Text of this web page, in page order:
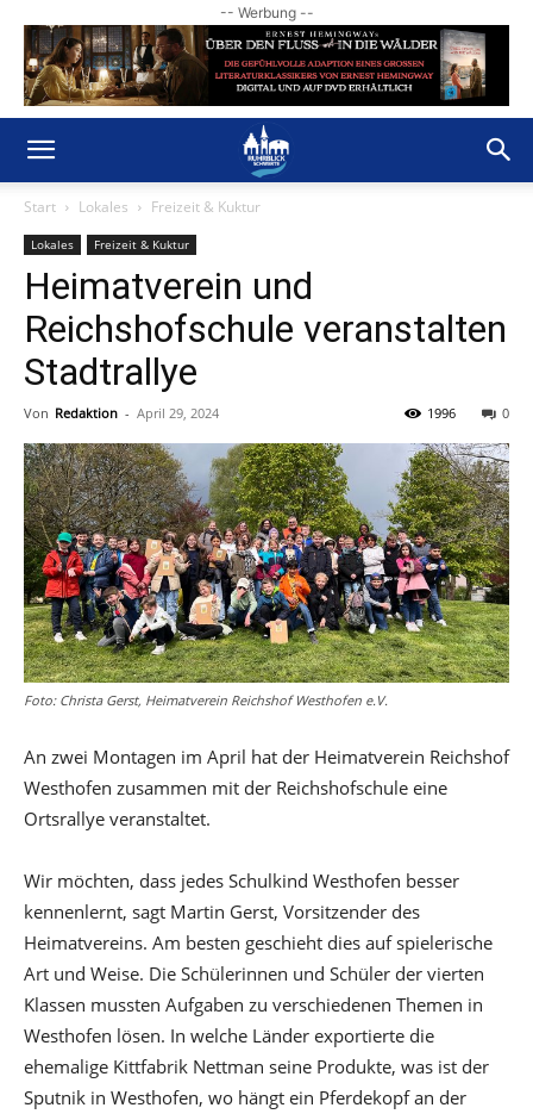
-- Werbung --
Start Lokales Freizeit & Kuktur
Lokales Freizeit & Kuktur
Heimatverein und
Reichshofschule veranstalten
Stadtrallye
Von Redaktion - April 29, 2024 0
1996
Foto: Christa Gerst, Heimatverein Reichshof Westhofen e.V.
An zwei Montagen im April hat der Heimatverein Reichshof
Westhofen zusammen mit der Reichshofschule eine
Ortsrallye veranstaltet.
Wir möchten, dass jedes Schulkind Westhofen besser
kennenlernt, sagt Martin Gerst, Vorsitzender des
Heimatvereins. Am besten geschieht dies auf spielerische
Art und Weise. Die Schülerinnen und Schüler der vierten
Klassen mussten Aufgaben zu verschiedenen Themen in
Westhofen lösen. In welche Länder exportierte die
ehemalige Kittfabrik Nettman seine Produkte, was ist der
Sputnik in Westhofen, wo hängt ein Pferdekopf an der